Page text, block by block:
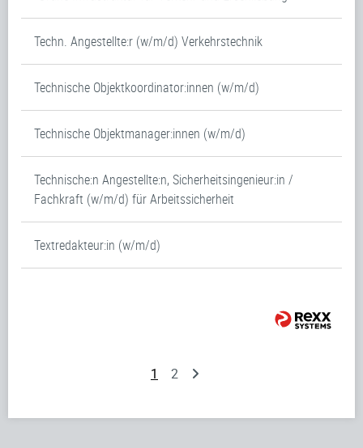
Techn. Angestellte:r (w/m/d) Verkehrstechnik
Technische Objektkoordinator:innen (w/m/d)
Technische Objektmanager:innen (w/m/d)
Technische:n Angestellte:n, Sicherheitsingenieur:in /
Fachkraft (w/m/d) für Arbeitssicherheit
Textredakteur:in (w/m/d)
1 2